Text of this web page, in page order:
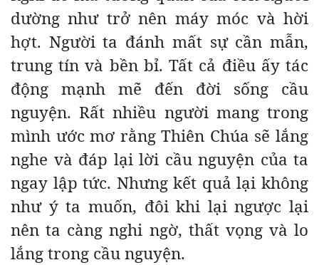
dường như trở nên máy móc và hời
hợt. Người ta đánh mất sự cần mẫn,
trung tín và bền bỉ. Tất cả điều ấy tác
động mạnh mẽ đến đời sống cầu
nguyện. Rất nhiều người mang trong
mình ước mơ rằng Thiên Chúa sẽ lắng
nghe và đáp lại lời cầu nguyện của ta
ngay lập tức. Nhưng kết quả lại không
như ý ta muốn, đôi khi lại ngược lại
nên ta càng nghi ngờ, thất vọng và lo
lắng trong cầu nguyện.